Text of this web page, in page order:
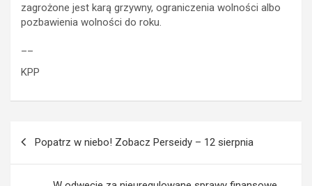
zagrożone jest karą grzywny, ograniczenia wolności albo
pozbawienia wolności do roku.
KPP
wpisu
Popatrz w niebo! Zobacz Perseidy – 12 sierpnia